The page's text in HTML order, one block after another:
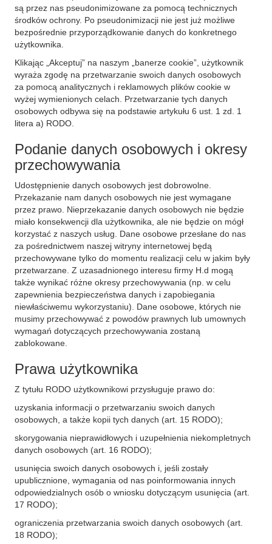
są przez nas pseudonimizowane za pomocą technicznych
środków ochrony. Po pseudonimizacji nie jest już możliwe
bezpośrednie przyporządkowanie danych do konkretnego
użytkownika.
Klikając „Akceptuj” na naszym „banerze cookie”, użytkownik
wyraża zgodę na przetwarzanie swoich danych osobowych
za pomocą analitycznych i reklamowych plików cookie w
wyżej wymienionych celach. Przetwarzanie tych danych
osobowych odbywa się na podstawie artykułu 6 ust. 1 zd. 1
litera a) RODO.
Podanie danych osobowych i okresy
przechowywania
Udostępnienie danych osobowych jest dobrowolne.
Przekazanie nam danych osobowych nie jest wymagane
przez prawo. Nieprzekazanie danych osobowych nie będzie
miało konsekwencji dla użytkownika, ale nie będzie on mógł
korzystać z naszych usług. Dane osobowe przesłane do nas
za pośrednictwem naszej witryny internetowej będą
przechowywane tylko do momentu realizacji celu w jakim były
przetwarzane. Z uzasadnionego interesu firmy H.d mogą
także wynikać różne okresy przechowywania (np. w celu
zapewnienia bezpieczeństwa danych i zapobiegania
niewłaściwemu wykorzystaniu). Dane osobowe, których nie
musimy przechowywać z powodów prawnych lub umownych
wymagań dotyczących przechowywania zostaną
zablokowane.
Prawa użytkownika
Z tytułu RODO użytkownikowi przysługuje prawo do:
uzyskania informacji o przetwarzaniu swoich danych
osobowych, a także kopii tych danych (art. 15 RODO);
skorygowania nieprawidłowych i uzupełnienia niekompletnych
danych osobowych (art. 16 RODO);
usunięcia swoich danych osobowych i, jeśli zostały
upublicznione, wymagania od nas poinformowania innych
odpowiedzialnych osób o wniosku dotyczącym usunięcia (art.
17 RODO);
ograniczenia przetwarzania swoich danych osobowych (art.
18 RODO);